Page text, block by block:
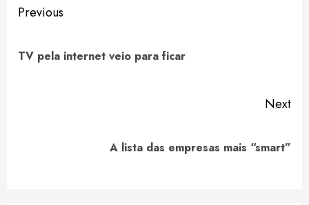
Continue
Previous
TV pela internet veio para ficar
Next
A lista das empresas mais “smart”